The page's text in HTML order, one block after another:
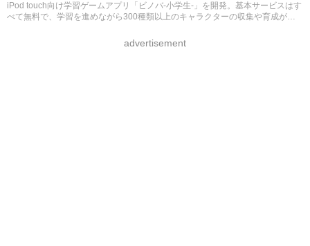
iPod touch向け学習ゲームアプリ「ビノバ-小学生-」を開発。基本サービスはす
べて無料で、学習を進めながら300種類以上のキャラクターの収集や育成がで
advertisement